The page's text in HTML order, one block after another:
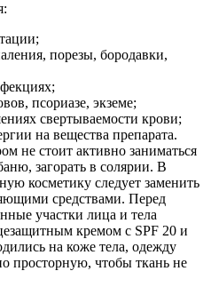
порезы, бородавки,
псориазе, экземе;
свертываемости крови;
на вещества препарата.
не стоит активно заниматься
загорать в солярии. В
косметику следует заменить
средствами. Перед
участки лица и тела
кремом с SPF 20 и
на коже тела, одежду
просторную, чтобы ткань не